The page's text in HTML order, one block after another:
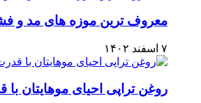
معروف ترین موزه های مد و
۷ اسفند ۱۴۰۲
روغن تراپی احیای موهایتان